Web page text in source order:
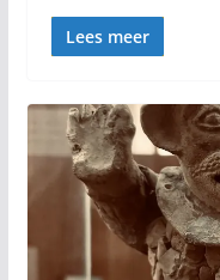
Lees meer